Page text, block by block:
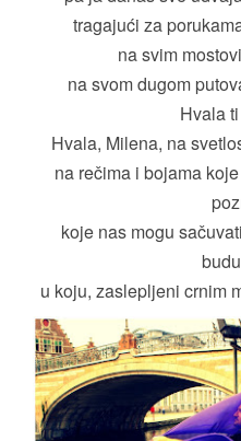
tragajući za
na svim
na svom dugom
Hvala
Hvala, Milena, na
na rečima i bojama
koje nas mogu
u koju, zaslepljeni crnim